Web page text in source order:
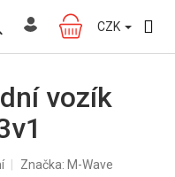
NÁKUPNÍ
KOŠÍK
CZK
vozík
Značka: M-Wave